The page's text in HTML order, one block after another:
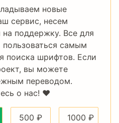
новые
сервис, несем
поддержку. Все для
самым
поиска шрифтов. Если
вы можете
переводом.
о нас! ❤️
500 ₽ 1000 ₽